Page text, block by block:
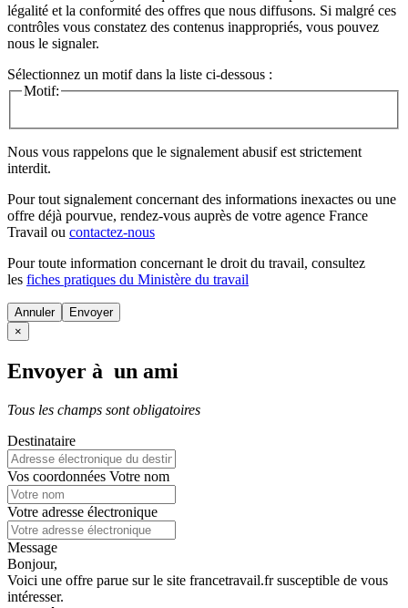
légalité et la conformité des offres que nous diffusons. Si malgré ces
contrôles vous constatez des contenus inappropriés, vous pouvez
nous le signaler.
Sélectionnez un motif dans la liste ci-dessous :
Motif:
Nous vous rappelons que le signalement abusif est strictement
interdit.
Pour tout signalement concernant des informations inexactes ou une
offre déjà pourvue, rendez-vous auprès de votre agence France
Travail ou contactez-nous
Pour toute information concernant le droit du travail, consultez
les fiches pratiques du Ministère du travail
Annuler
×
Envoyer à un ami
Tous les champs sont obligatoires
Destinataire
Vos coordonnées Votre nom
Votre adresse électronique
Message
Bonjour,
Voici une offre parue sur le site francetravail.fr susceptible de vous
intéresser.